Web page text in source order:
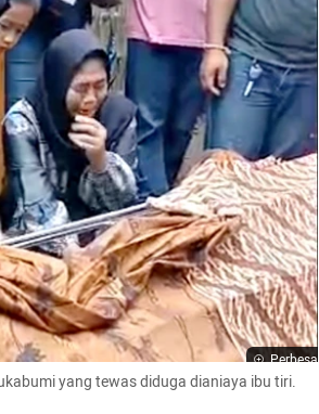
Perbesar
yang tewas diduga dianiaya ibu tiri.